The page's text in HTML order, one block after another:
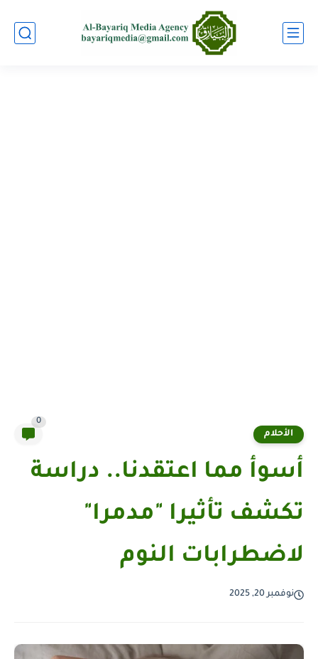
الأحلام
0
أسوأ مما اعتقدنا.. دراسة
تكشف تأثيرا "مدمرا"
لاضطرابات النوم
نوفمبر 20, 2025